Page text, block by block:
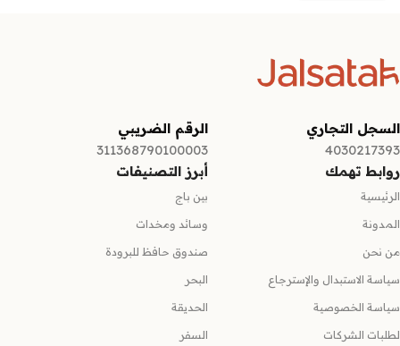
السجل التجاري
4030217393
الرقم الضريبي
311368790100003
روابط تهمك
الرئيسية
المدونة
من نحن
سياسة الاستبدال والإسترجاع
سياسة الخصوصية
لطلبات الشركات
أبرز التصنيفات
بين باج
وسائد ومخدات
صندوق حافظ للبرودة
البحر
الحديقة
السفر